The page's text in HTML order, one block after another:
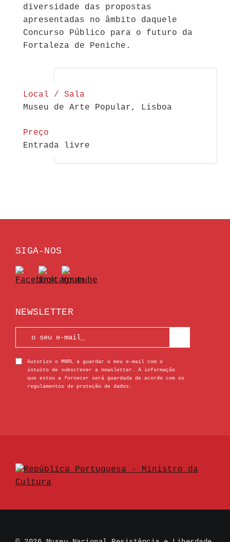
diversidade das propostas
apresentadas no âmbito daquele
Concurso Público para o futuro da
Fortaleza de Peniche.
Local / Sala
Museu de Arte Popular, Lisboa
Preço
Entrada livre
SIGA-NOS
NEWSLETTER
Autorizo o MNRL a guardar o meu e-mail com o
intuito de subscrever a newsletter. A informação
que estou a fornecer será guardada de acordo com os
regulamentos de proteção de dados.